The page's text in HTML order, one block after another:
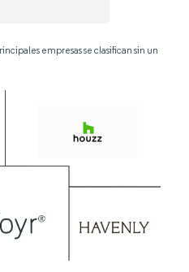
empresas se clasifican sin un